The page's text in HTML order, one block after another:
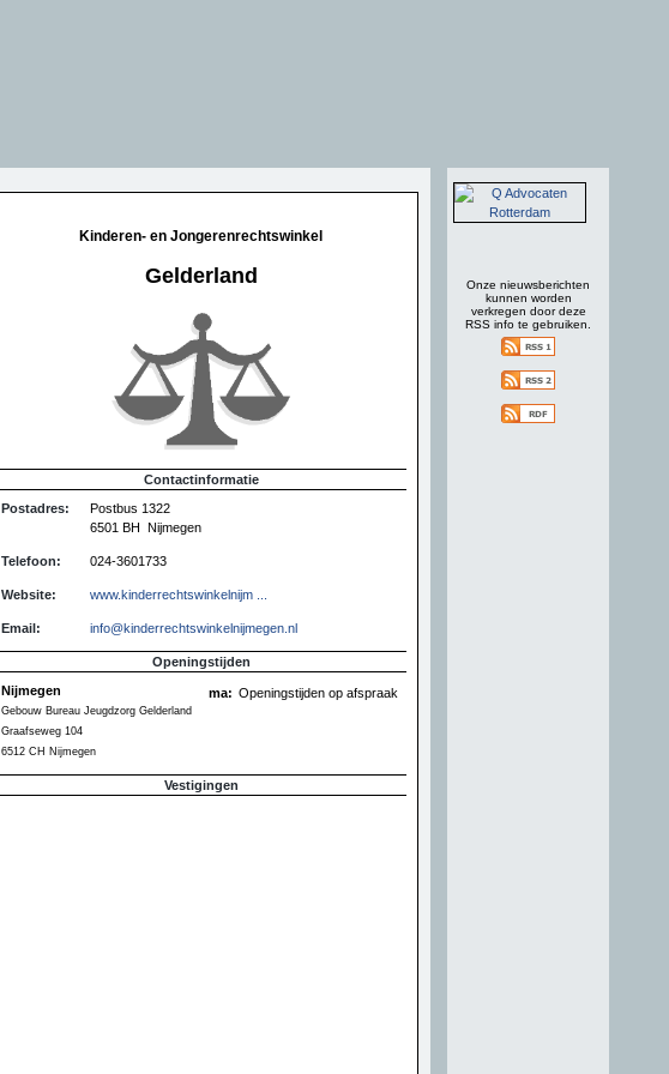
Kinderen- en Jongerenrechtswinkel
Gelderland
Contactinformatie
Postadres:
Postbus 1322
6501 BH Nijmegen
Telefoon: 024-3601733
Website: www.kinderrechtswinkelnijm ...
Email: info@kinderrechtswinkelnijmegen.nl
Openingstijden
Nijmegen
Gebouw Bureau Jeugdzorg Gelderland
Graafseweg 104
6512 CH Nijmegen
ma: Openingstijden op afspraak
Vestigingen
Onze nieuwsberichten
kunnen worden
verkregen door deze
RSS info te gebruiken.